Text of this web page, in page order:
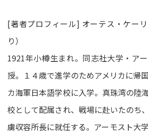
[著者プロフィール] オーテス・ケー
り）
1921年小樽生まれ。同志社大学・ア
授。１４歳で進学のためアメリカに帰
カ海軍日本語学校に入学。真珠湾の陸
校として配属され、戦場に赴いたのち
虜収容所長に就任する。アーモスト大